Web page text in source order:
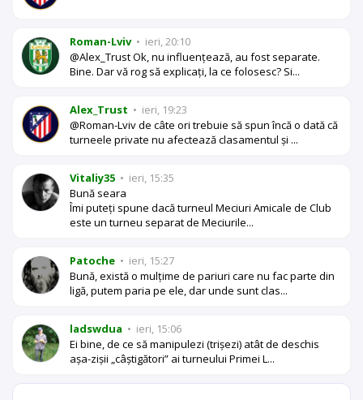
Roman-Lviv • ieri, 20:10
@Alex_Trust Ok, nu influențează, au fost separate.
Bine. Dar vă rog să explicați, la ce folosesc? Si...
Alex_Trust • ieri, 19:23
@Roman-Lviv de câte ori trebuie să spun încă o dată că
turneele private nu afectează clasamentul și ...
Vitaliy35 • ieri, 15:35
Bună seara
Îmi puteți spune dacă turneul Meciuri Amicale de Club
este un turneu separat de Meciurile...
Patoche • ieri, 15:27
Bună, există o mulțime de pariuri care nu fac parte din
ligă, putem paria pe ele, dar unde sunt clas...
ladswdua • ieri, 15:06
Ei bine, de ce să manipulezi (trișezi) atât de deschis
așa-zișii „câștigători” ai turneului Primei L...